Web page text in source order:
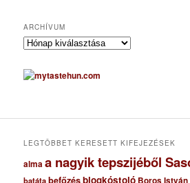
ARCHÍVUM
A
c
h
u
LEGTÖBBET KERESETT KIFEJEZÉSEK
almaa nagyik tepszijéből
batáta befőzésblogkóstoló Boros